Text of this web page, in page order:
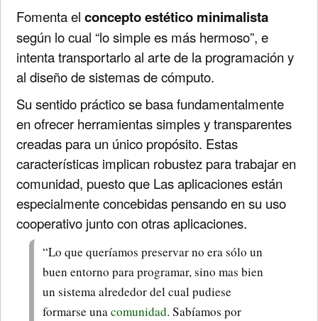
Fomenta elconcepto estético minimalista
según lo cual “lo simple es más hermoso”, e
intenta transportarlo al arte de la programación y
al diseño de sistemas de cómputo.
Su sentido práctico se basa fundamentalmente
en ofrecer herramientas simples y transparentes
creadas para un único propósito. Estas
características implican robustez para trabajar en
comunidad, puesto que Las aplicaciones están
especialmente concebidas pensando en su uso
cooperativo junto con otras aplicaciones.
“Lo que queríamos preservar no era sólo un
buen entorno para programar, sino mas bien
un sistema alrededor del cual pudiese
formarse unacomunidad. Sabíamos por